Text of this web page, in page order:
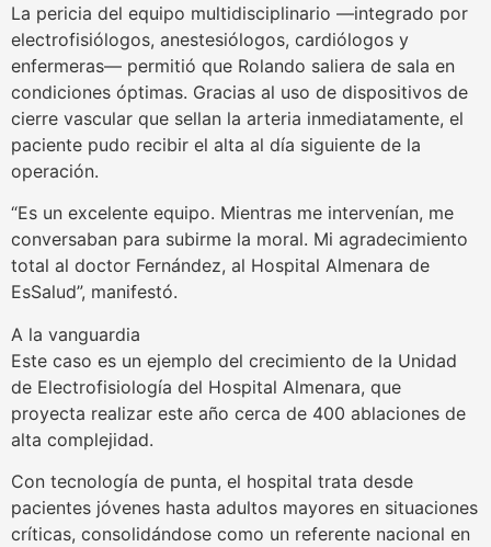
La pericia del equipo multidisciplinario —integrado por
electrofisiólogos, anestesiólogos, cardiólogos y
enfermeras— permitió que Rolando saliera de sala en
condiciones óptimas. Gracias al uso de dispositivos de
cierre vascular que sellan la arteria inmediatamente, el
paciente pudo recibir el alta al día siguiente de la
operación.
“Es un excelente equipo. Mientras me intervenían, me
conversaban para subirme la moral. Mi agradecimiento
total al doctor Fernández, al Hospital Almenara de
EsSalud”, manifestó.
A la vanguardia
Este caso es un ejemplo del crecimiento de la Unidad
de Electrofisiología del Hospital Almenara, que
proyecta realizar este año cerca de 400 ablaciones de
alta complejidad.
Con tecnología de punta, el hospital trata desde
pacientes jóvenes hasta adultos mayores en situaciones
críticas, consolidándose como un referente nacional en